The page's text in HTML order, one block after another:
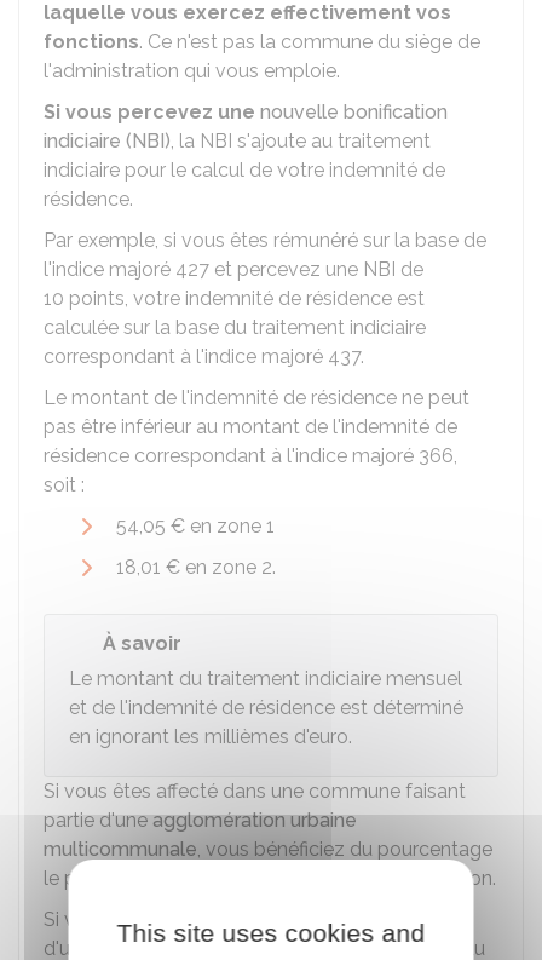
laquelle vous exercez effectivement vos
fonctions. Ce n'est pas la commune du siège de
l'administration qui vous emploie.
Si vous percevez une nouvelle bonification
indiciaire (NBI), la NBI s'ajoute au traitement
indiciaire pour le calcul de votre indemnité de
résidence.
Par exemple, si vous êtes rémunéré sur la base de
l'indice majoré 427 et percevez une NBI de
10 points, votre indemnité de résidence est
calculée sur la base du traitement indiciaire
correspondant à l'indice majoré 437.
Le montant de l'indemnité de résidence ne peut
pas être inférieur au montant de l'indemnité de
résidence correspondant à l'indice majoré 366,
soit :
54,05 € en zone 1
18,01 € en zone 2.
À savoir
Le montant du traitement indiciaire mensuel
et de l'indemnité de résidence est déterminé
en ignorant les millièmes d'euro.
Si vous êtes affecté dans une commune faisant
partie d'uneagglomération urbaine
multicommunale, vous bénéficiez du pourcentage
le plus élevé applicable au sein de l'agglomération.
Si vous exercez vos fonctions dans le périmètre
d'une agglomération nouvelle, vous bénéficiez du
This site uses cookies and